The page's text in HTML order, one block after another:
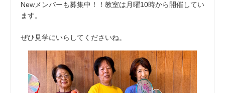
Newメンバーも募集中！！教室は月曜10時から開催してい
ます。
ぜひ見学にいらしてくださいね。